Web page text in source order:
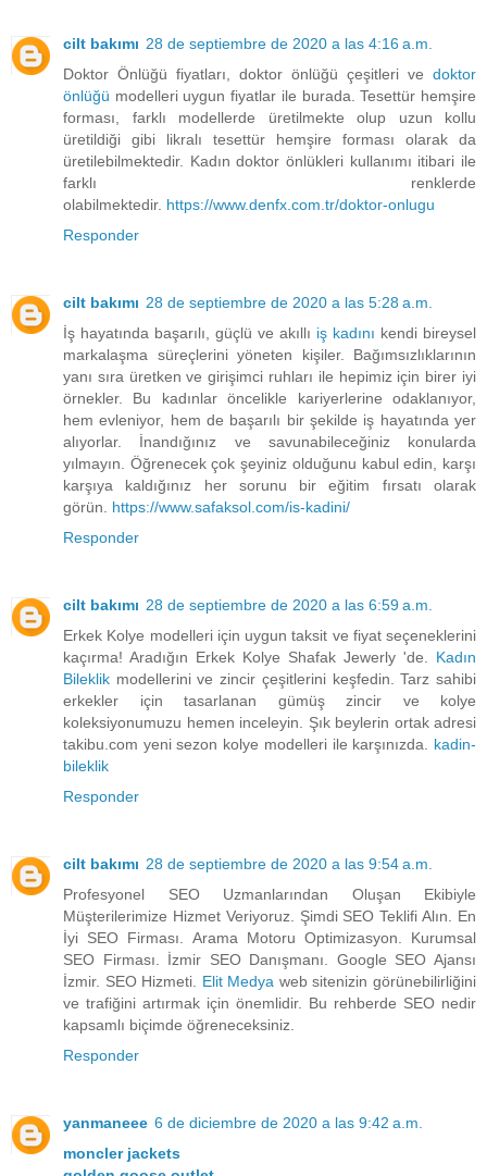
cilt bakımı 28 de septiembre de 2020 a las 4:16 a.m.
Doktor Önlüğü fiyatları, doktor önlüğü çeşitleri ve doktor
önlüğü modelleri uygun fiyatlar ile burada. Tesettür hemşire
forması, farklı modellerde üretilmekte olup uzun kollu
üretildiği gibi likralı tesettür hemşire forması olarak da
üretilebilmektedir. Kadın doktor önlükleri kullanımı itibari ile
farklı renklerde
olabilmektedir. https://www.denfx.com.tr/doktor-onlugu
Responder
cilt bakımı 28 de septiembre de 2020 a las 5:28 a.m.
İş hayatında başarılı, güçlü ve akıllı iş kadını kendi bireysel
markalaşma süreçlerini yöneten kişiler. Bağımsızlıklarının
yanı sıra üretken ve girişimci ruhları ile hepimiz için birer iyi
örnekler. Bu kadınlar öncelikle kariyerlerine odaklanıyor,
hem evleniyor, hem de başarılı bir şekilde iş hayatında yer
alıyorlar. İnandığınız ve savunabileceğiniz konularda
yılmayın. Öğrenecek çok şeyiniz olduğunu kabul edin, karşı
karşıya kaldığınız her sorunu bir eğitim fırsatı olarak
görün. https://www.safaksol.com/is-kadini/
Responder
cilt bakımı 28 de septiembre de 2020 a las 6:59 a.m.
Erkek Kolye modelleri için uygun taksit ve fiyat seçeneklerini
kaçırma! Aradığın Erkek Kolye Shafak Jewerly 'de. Kadın
Bileklik modellerini ve zincir çeşitlerini keşfedin. Tarz sahibi
erkekler için tasarlanan gümüş zincir ve kolye
koleksiyonumuzu hemen inceleyin. Şık beylerin ortak adresi
takibu.com yeni sezon kolye modelleri ile karşınızda. kadin-
bileklik
Responder
cilt bakımı 28 de septiembre de 2020 a las 9:54 a.m.
Profesyonel SEO Uzmanlarından Oluşan Ekibiyle
Müşterilerimize Hizmet Veriyoruz. Şimdi SEO Teklifi Alın. En
İyi SEO Firması. Arama Motoru Optimizasyon. Kurumsal
SEO Firması. İzmir SEO Danışmanı. Google SEO Ajansı
İzmir. SEO Hizmeti. Elit Medya web sitenizin görünebilirliğini
ve trafiğini artırmak için önemlidir. Bu rehberde SEO nedir
kapsamlı biçimde öğreneceksiniz.
Responder
yanmaneee 6 de diciembre de 2020 a las 9:42 a.m.
moncler jackets